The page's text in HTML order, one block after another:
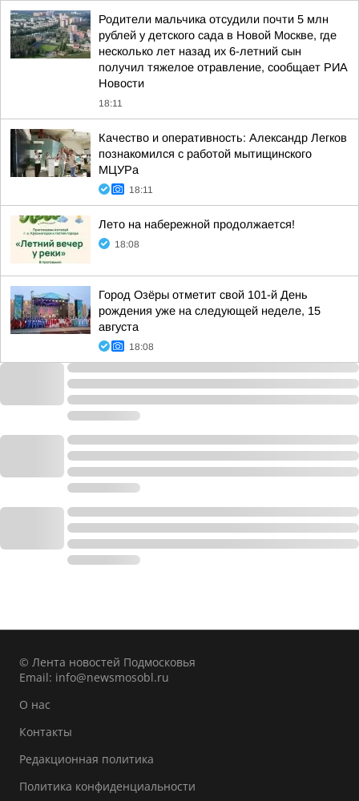
Родители мальчика отсудили почти 5 млн
рублей у детского сада в Новой Москве, где
несколько лет назад их 6-летний сын
получил тяжелое отравление, сообщает РИА
Новости
18:11
Качество и оперативность: Александр Легков
познакомился с работой мытищинского
МЦУРа
18:11
Лето на набережной продолжается!
18:08
Город Озёры отметит свой 101-й День
рождения уже на следующей неделе, 15
августа
18:08
© Лента новостей Подмосковья
Email: info@newsmosobl.ru
О нас
Контакты
Редакционная политика
Политика конфиденциальности